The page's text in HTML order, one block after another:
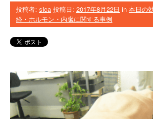
投稿者: slca 投稿日: 2017年8月22日 in 本日の
経・ホルモン・内臓に関する事例